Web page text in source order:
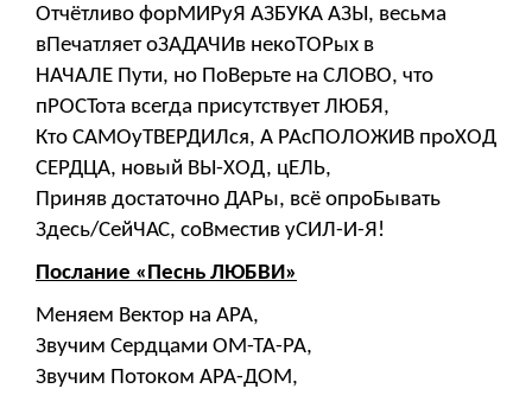
Отчётливо форМИРуЯ АЗБУКА АЗЫ, весьма
вПечатляет оЗАДАЧИв некоТОРых в
НАЧАЛЕ Пути, но ПоВерьте на СЛОВО, что
пРОСТота всегда присутствует ЛЮБЯ,
Кто САМОуТВЕРДИЛся, А РАсПОЛОЖИВ проХОД
СЕРДЦА, новый ВЫ-ХОД, цЕЛЬ,
Приняв достаточно ДАРы, всё опроБывать
Здесь/СейЧАС, соВместив уСИЛ-И-Я!
Послание «Песнь ЛЮБВИ»
Меняем Вектор на АРА,
Звучим Сердцами ОМ-ТА-РА,
Звучим Потоком АРА-ДОМ,